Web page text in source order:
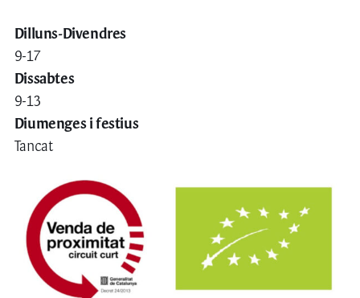
Dilluns-Divendres
9-17
Dissabtes
9-13
Diumenges i festius
Tancat